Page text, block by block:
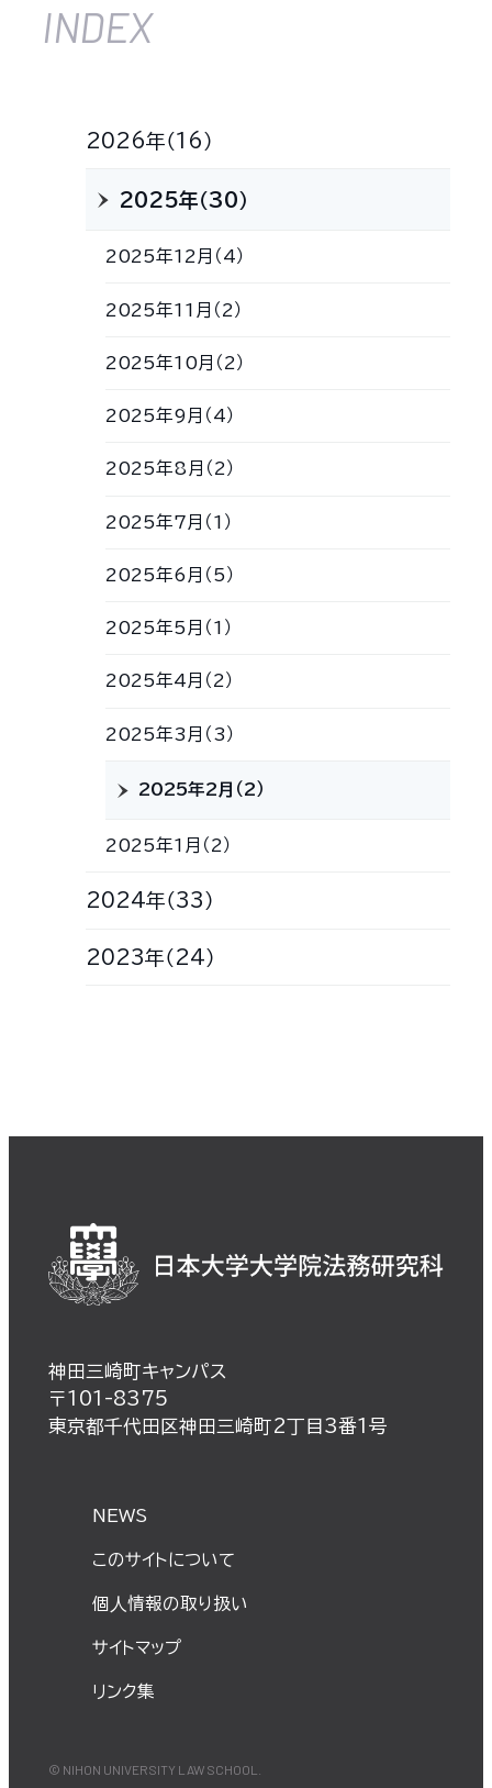
INDEX
2026年（16）
2025年（30）
2025年12月（4）
2025年11月（2）
2025年10月（2）
2025年9月（4）
2025年8月（2）
2025年7月（1）
2025年6月（5）
2025年5月（1）
2025年4月（2）
2025年3月（3）
2025年2月（2）
2025年1月（2）
2024年（33）
2023年（24）
神田三崎町キャンパス
〒101-8375
東京都千代田区神田三崎町2丁目3番1号
NEWS
このサイトについて
個⼈情報の取り扱い
サイトマップ
リンク集
© NIHON UNIVERSITY LAW SCHOOL.